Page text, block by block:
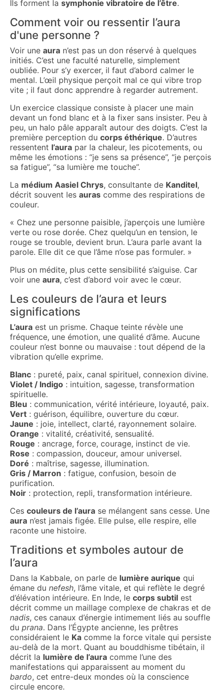
Ils forment la symphonie vibratoire de l’être.
Comment voir ou ressentir l’aura
d'une personne ?
Voir une aura n’est pas un don réservé à quelques
initiés. C’est une faculté naturelle, simplement
oubliée. Pour s’y exercer, il faut d’abord calmer le
mental. L’œil physique perçoit mal ce qui vibre trop
vite ; il faut donc apprendre à regarder autrement.
Un exercice classique consiste à placer une main
devant un fond blanc et à la fixer sans insister. Peu à
peu, un halo pâle apparaît autour des doigts. C’est la
première perception du corps éthérique. D’autres
ressentent l’aura par la chaleur, les picotements, ou
même les émotions : “je sens sa présence”, “je perçois
sa fatigue”, “sa lumière me touche”.
La médium Aasiel Chrys, consultante de Kanditel,
décrit souvent les auras comme des respirations de
couleur.
« Chez une personne paisible, j’aperçois une lumière
verte ou rose dorée. Chez quelqu’un en tension, le
rouge se trouble, devient brun. L’aura parle avant la
parole. Elle dit ce que l’âme n’ose pas formuler. »
Plus on médite, plus cette sensibilité s’aiguise. Car
voir une aura, c’est d’abord voir avec le cœur.
Les couleurs de l’aura et leurs
significations
L’aura est un prisme. Chaque teinte révèle une
fréquence, une émotion, une qualité d’âme. Aucune
couleur n’est bonne ou mauvaise : tout dépend de la
vibration qu’elle exprime.
Blanc : pureté, paix, canal spirituel, connexion divine.
Violet / Indigo : intuition, sagesse, transformation
spirituelle.
Bleu : communication, vérité intérieure, loyauté, paix.
Vert : guérison, équilibre, ouverture du cœur.
Jaune : joie, intellect, clarté, rayonnement solaire.
Orange : vitalité, créativité, sensualité.
Rouge : ancrage, force, courage, instinct de vie.
Rose : compassion, douceur, amour universel.
Doré : maîtrise, sagesse, illumination.
Gris / Marron : fatigue, confusion, besoin de
purification.
Noir : protection, repli, transformation intérieure.
Ces couleurs de l’aura se mélangent sans cesse. Une
aura n’est jamais figée. Elle pulse, elle respire, elle
raconte une histoire.
Traditions et symboles autour de
l’aura
Dans la Kabbale, on parle de lumière aurique qui
émane du nefesh, l’âme vitale, et qui reflète le degré
d’élévation intérieure. En Inde, le corps subtil est
décrit comme un maillage complexe de chakras et de
nadis, ces canaux d’énergie intimement liés au souffle
du prana. Dans l’Égypte ancienne, les prêtres
considéraient le Ka comme la force vitale qui persiste
au-delà de la mort. Quant au bouddhisme tibétain, il
décrit la lumière de l’aura comme l’une des
manifestations qui apparaissent au moment du
bardo, cet entre-deux mondes où la conscience
circule encore.